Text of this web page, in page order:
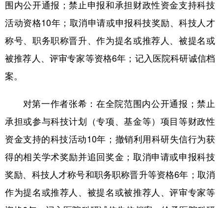
围内公开通报；禁止申报和承担财政性资金支持科技
活动资格10年；取消申请或申报科技奖励、科技人才
称号、职务职称晋升、作为提名或推荐人、被提名或
被推荐人、评审专家等资格6年；记入医院科研诚信档
案。
对第一作者张希：在全院范围内公开通报；禁止
承担或参与科技计划（专项、基金等）项目等财政性
资金支持的科技活动10年；撤销利用科研失信行为获
得的相关学术奖励并追回奖金；取消申请或申报科技
奖励、科技人才称号和职务职称晋升等资格6年；取消
作为提名或推荐人、被提名或被推荐人、评审专家等